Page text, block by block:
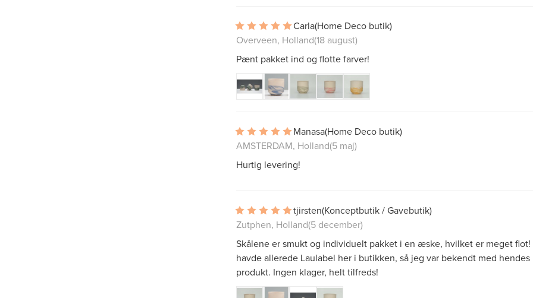
Carla(Home Deco butik)
Overveen, Holland(18 august)
Pænt pakket ind og flotte farver!
Manasa(Home Deco butik)
AMSTERDAM, Holland(5 maj)
Hurtig levering!
tjirsten(Konceptbutik / Gavebutik)
Zutphen, Holland(5 december)
Skålene er smukt og individuelt pakket i en æske, hvilket er meget flot!
havde allerede Laulabel her i butikken, så jeg var bekendt med hendes
produkt. Ingen klager, helt tilfreds!